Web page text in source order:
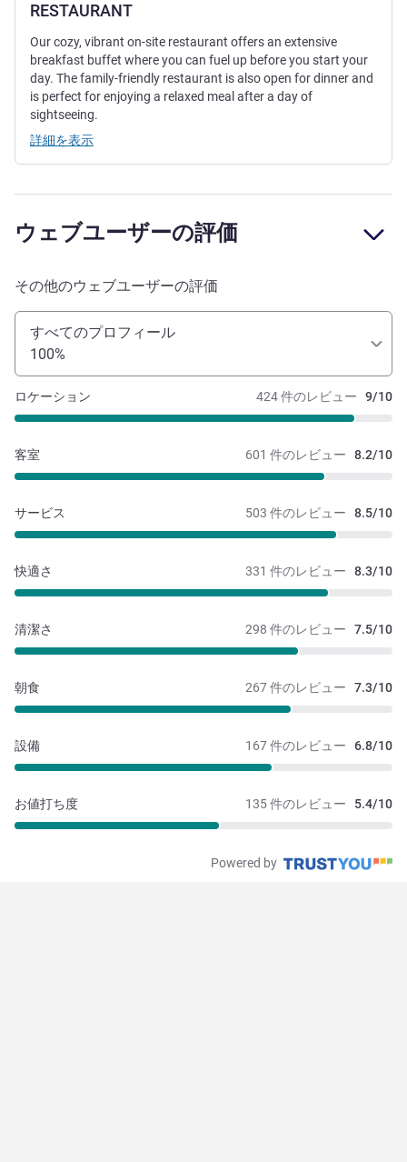
RESTAURANT
Our cozy, vibrant on-site restaurant offers an extensive
breakfast buffet where you can fuel up before you start your
day. The family-friendly restaurant is also open for dinner and
is perfect for enjoying a relaxed meal after a day of
sightseeing.
詳細を表示
ウェブユーザーの評価
その他のウェブユーザーの評価
すべてのプロフィール
100%
424 件のレビュー 9/10
ロケーション
601 件のレビュー 8.2/10
客室
503 件のレビュー 8.5/10
サービス
331 件のレビュー 8.3/10
快適さ
298 件のレビュー 7.5/10
清潔さ
267 件のレビュー 7.3/10
朝食
167 件のレビュー 6.8/10
設備
135 件のレビュー 5.4/10
お値打ち度
Powered by